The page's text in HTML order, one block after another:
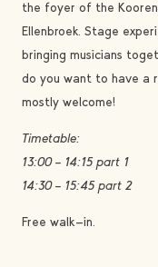
the foyer of the
Ellenbroek. Stage
bringing musicians
do you want to have a
mostly welcome!
Timetable:
13:00 – 14:15 part 1
14:30 – 15:45 part 2
Free walk-in.